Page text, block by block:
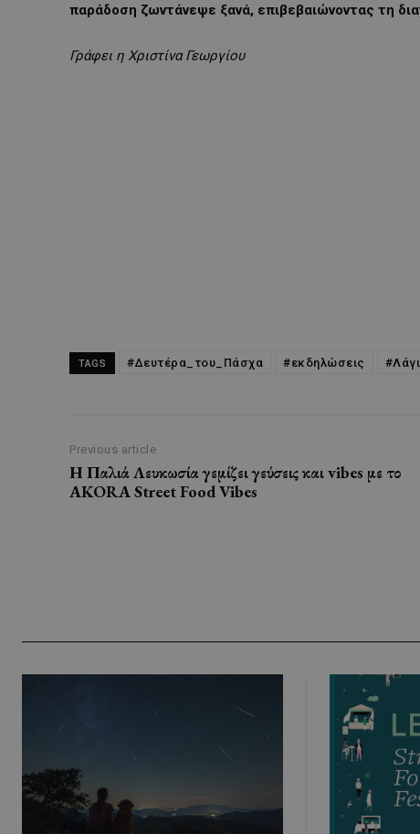
παράδοση ζωντάνεψε ξανά, επιβεβαιώνοντας τη
Γράφει η Χριστίνα Γεωργίου
TAGS #Δευτέρα_του_Πάσχα #εκδηλώσεις
Previous article
Η Παλιά Λευκωσία γεμίζει γεύσεις και vibes με το
AKORA Street Food Vibes